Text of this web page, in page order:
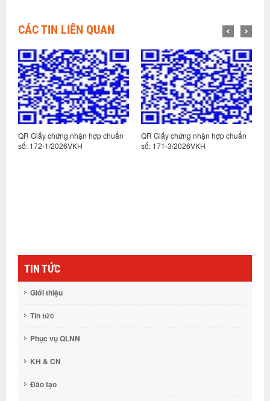
CÁC TIN LIÊN QUAN
QR Giấy chứng nhận hợp chuẩn
số: 172-1/2026VKH
QR Giấy chứng nhận hợp chuẩn
số: 171-3/2026VKH
TIN TỨC
Giới thiệu
Tin tức
Phục vụ QLNN
KH & CN
Đào tạo